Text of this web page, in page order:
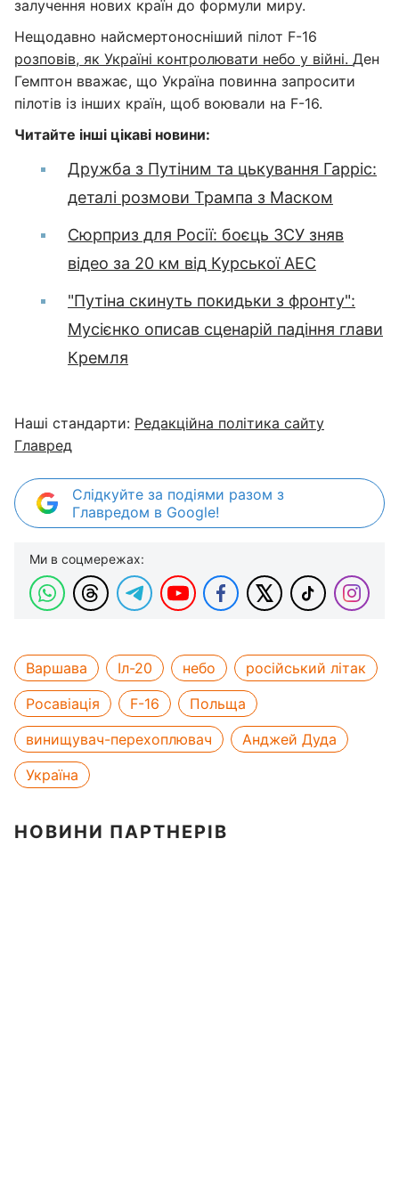
залучення нових країн до формули миру.
Нещодавно найсмертоносніший пілот F-16
розповів, як Україні контролювати небо у війні. Ден
Гемптон вважає, що Україна повинна запросити
пілотів із інших країн, щоб воювали на F-16.
Читайте інші цікаві новини:
Дружба з Путіним та цькування Гарріс:
деталі розмови Трампа з Маском
Сюрприз для Росії: боєць ЗСУ зняв
відео за 20 км від Курської АЕС
"Путіна скинуть покидьки з фронту":
Мусієнко описав сценарій падіння глави
Кремля
Наші стандарти: Редакційна політика сайту
Главред
Слідкуйте за подіями разом з
Главредом в Google!
Ми в соцмережах:
Варшава Іл-20 небо
російський літак
Росавіація
F-16
Польща
винищувач-перехоплювач
Анджей Дуда
Україна
НОВИНИ ПАРТНЕРІВ